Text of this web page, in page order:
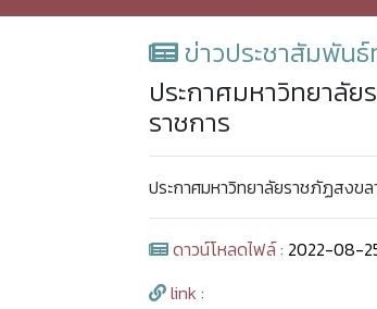
ข่าวประชาสัมพันธ์
ประกาศมหาวิทยาลั
ราชการ
ประกาศมหาวิทยาลัยราชภัฏสงข
ดาวน์โหลดไฟล์ : 2022-08-
link :